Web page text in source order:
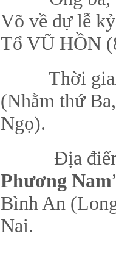
Võ về dự lễ
Tổ VŨ HỒN
Thời gian:
(Nhằm thứ
Ngọ).
Địa
Phương Nam
Bình An
Nai.